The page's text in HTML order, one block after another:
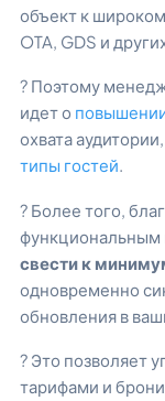
объект к
OTA, GDS и
? Поэтому
идет о
охвата
типы гостей.
? Более того,
функциональным
свести к
одновременно
обновления в
? Это позволяет
тарифами и